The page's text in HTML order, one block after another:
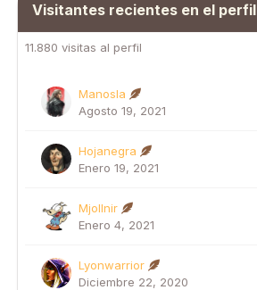
Visitantes recientes en el perfil
11.880 visitas al perfil
Manosla
Agosto 19, 2021
Hojanegra
Enero 19, 2021
Mjollnir
Enero 4, 2021
Lyonwarrior
Diciembre 22, 2020